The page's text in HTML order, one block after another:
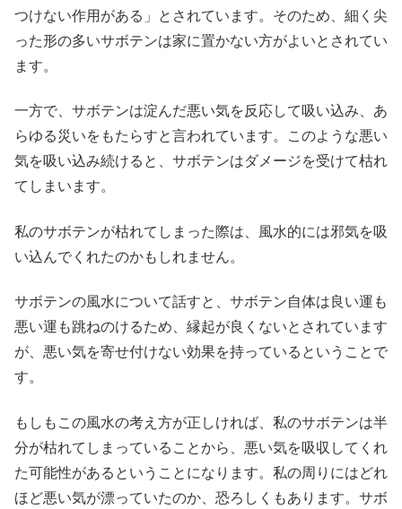
つけない作用がある」とされています。そのため、細く尖
った形の多いサボテンは家に置かない方がよいとされてい
ます。
一方で、サボテンは淀んだ悪い気を反応して吸い込み、あ
らゆる災いをもたらすと言われています。このような悪い
気を吸い込み続けると、サボテンはダメージを受けて枯れ
てしまいます。
私のサボテンが枯れてしまった際は、風水的には邪気を吸
い込んでくれたのかもしれません。
サボテンの風水について話すと、サボテン自体は良い運も
悪い運も跳ねのけるため、縁起が良くないとされています
が、悪い気を寄せ付けない効果を持っているということで
す。
もしもこの風水の考え方が正しければ、私のサボテンは半
分が枯れてしまっていることから、悪い気を吸収してくれ
た可能性があるということになります。私の周りにはどれ
ほど悪い気が漂っていたのか、恐ろしくもあります。サボ